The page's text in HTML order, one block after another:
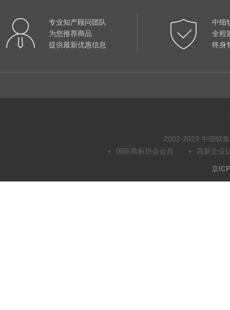
专业知产顾问团队
为您推荐商品
提供最新优惠信息
中细
全程
终身
2002-2023 中细软
国际商标协会会员
高新企业
京